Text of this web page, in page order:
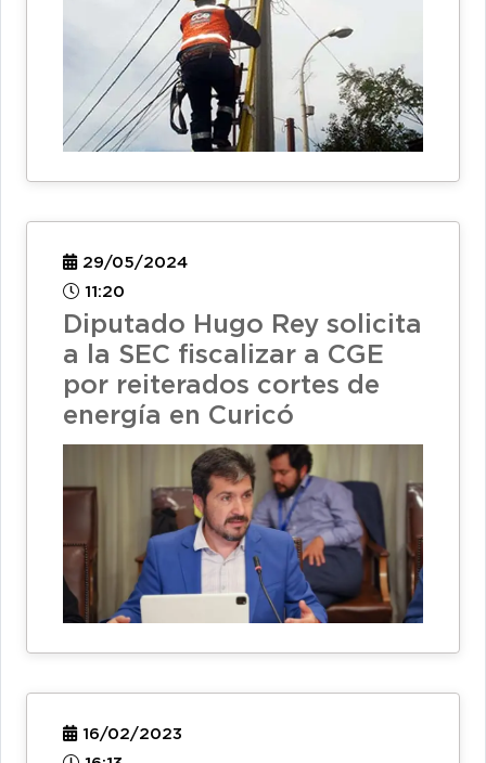
29/05/2024
11:20
Diputado Hugo Rey solicita
a la SEC fiscalizar a CGE
por reiterados cortes de
energía en Curicó
16/02/2023